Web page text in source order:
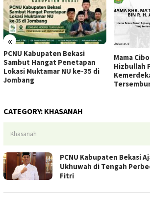
«
PCNU Kabupaten Bekasi
Sambut Hangat Penetapan
Lokasi Muktamar NU ke-35 di
Jombang
Mama
Hizbullah
CATEGORY: KHASANAH
Khasanah
PCNU Kabupaten Bekasi
Ukhuwah di Tengah
Fitri